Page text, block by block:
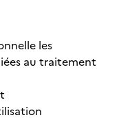
les
au traitement